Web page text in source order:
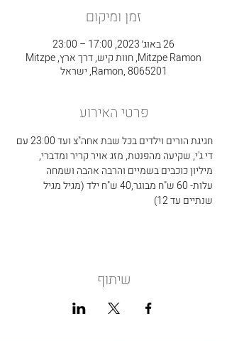
זמן ומיקום
26 באוג׳ 2023, 17:00 – 23:00
Mitzpe Ramon, חוות קיש, דרך ארץ, Mitzpe
Ramon, 8065201, ישראל
פרטי האירוע
חגיגת הורים וילדים בכל שבת אחה"צ ועד 23:00 עם
די.ג'י, שקיעה מהפנטת, מזג אויר קריר ומדברי,
מיליון כוכבים בשמיים והרבה אהבה ושמחה
עלות- 60 ש"ח מבוגר,40 ש"ח ילד (מגיל מגיל
שנתיים עד 12)
שיתוף